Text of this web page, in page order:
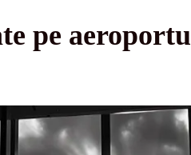
pe